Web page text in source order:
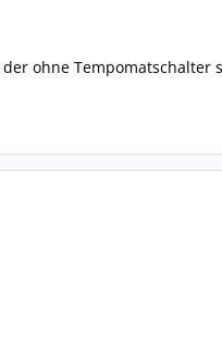
ohne Tempomatschalter